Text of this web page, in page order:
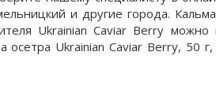
и другие города.
Ukrainian Caviar Berry можно
Ukrainian Caviar Berry, 50 г,